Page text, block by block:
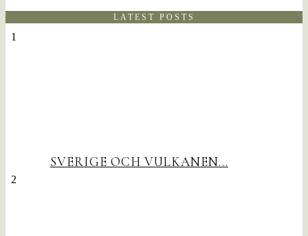
LATEST POSTS
1
SVERIGE OCH VULKANEN…
2